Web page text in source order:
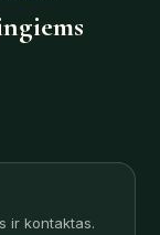
ir kontaktas.